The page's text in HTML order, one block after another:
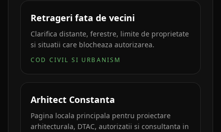
Retrageri fata de vecini
Clarifica distante, ferestre, limite de proprietate
si situatii care blocheaza autorizarea.
COD CIVIL SI URBANISM
Arhitect Constanta
Pagina locala principala pentru proiectare
arhitecturala, DTAC, autorizatii si consultanta in